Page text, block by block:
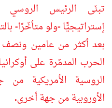
تبنّى الرئيس الروسي
إستراتيجيًّا-ولو متأخّرًا-
بعد أكثر من عامين ونصف
الحرب المدمّرة على
الروسية الأمريكية من
الأوروبية من جهة أخرى.